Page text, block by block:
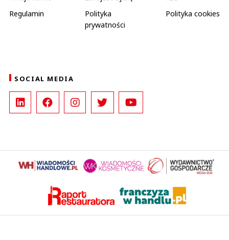
Regulamin
Polityka
prywatności
Polityka cookies
SOCIAL MEDIA